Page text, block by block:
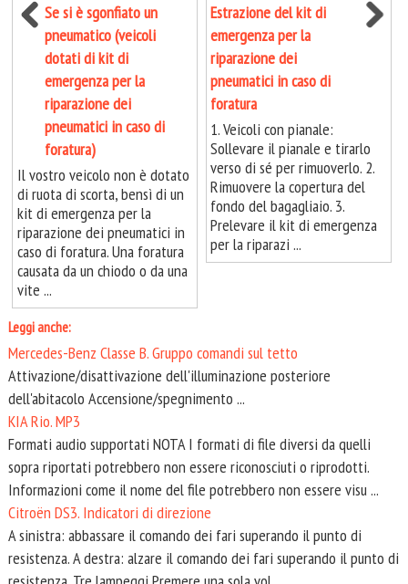
Se si è sgonfiato un
pneumatico (veicoli
dotati di kit di
emergenza per la
riparazione dei
pneumatici in caso di
foratura)
Il vostro veicolo non è dotato
di ruota di scorta, bensì di un
kit di emergenza per la
riparazione dei pneumatici in
caso di foratura. Una foratura
causata da un chiodo o da una
vite ...
Estrazione del kit di
emergenza per la
riparazione dei
pneumatici in caso di
foratura
1. Veicoli con pianale:
Sollevare il pianale e tirarlo
verso di sé per rimuoverlo. 2.
Rimuovere la copertura del
fondo del bagagliaio. 3.
Prelevare il kit di emergenza
per la riparazi ...
Leggi anche:
Mercedes-Benz Classe B. Gruppo comandi sul tetto
Attivazione/disattivazione dell'illuminazione posteriore
dell'abitacolo Accensione/spegnimento ...
KIA Rio. MP3
Formati audio supportati NOTA I formati di file diversi da quelli
sopra riportati potrebbero non essere riconosciuti o riprodotti.
Informazioni come il nome del file potrebbero non essere visu ...
Citroën DS3. Indicatori di direzione
A sinistra: abbassare il comando dei fari superando il punto di
resistenza. A destra: alzare il comando dei fari superando il punto di